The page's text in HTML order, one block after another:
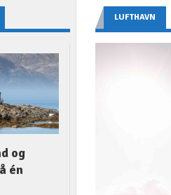
LUFTHAVN
og
én